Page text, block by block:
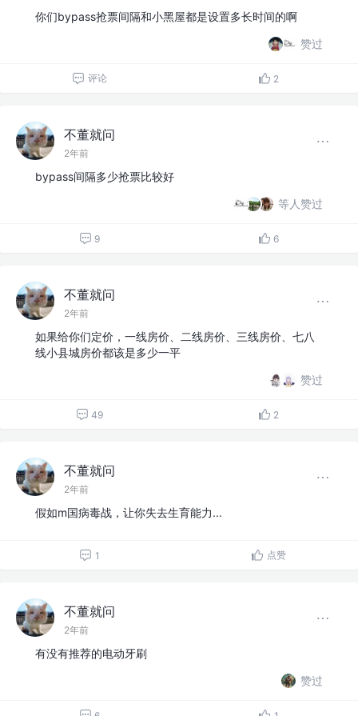
你们bypass抢票间隔和小黑屋都是设置多长时间的啊
赞过
评论 2
不董就问
2年前
bypass间隔多少抢票比较好
等人赞过
9 6
不董就问
2年前
如果给你们定价，一线房价、二线房价、三线房价、七八
线小县城房价都该是多少一平
赞过
49 2
不董就问
2年前
假如m国病毒战，让你失去生育能力...
1 点赞
不董就问
2年前
有没有推荐的电动牙刷
赞过